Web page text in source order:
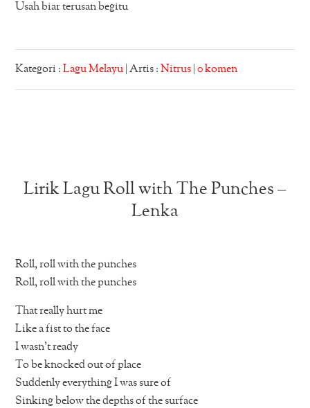
Usah biar terusan begitu
Kategori :Lagu Melayu | Artis :Nitrus |0 komen
Lirik Lagu Roll with The Punches –
Lenka
Roll, roll with the punches
Roll, roll with the punches
That really hurt me
Like a fist to the face
I wasn’t ready
To be knocked out of place
Suddenly everything I was sure of
Sinking below the depths of the surface